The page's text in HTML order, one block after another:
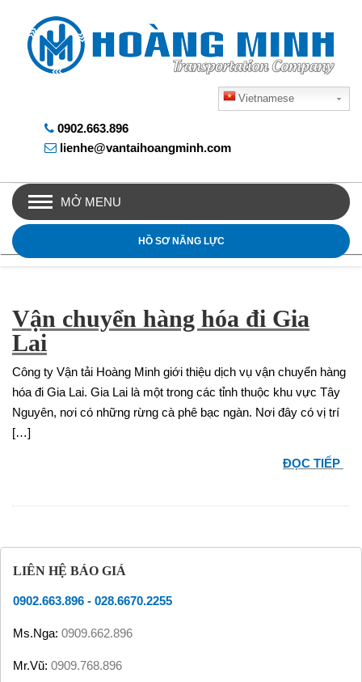
Vietnamese
0902.663.896
lienhe@vantaihoangminh.com
MỞ MENU
HỒ SƠ NĂNG LỰC
Vận chuyển hàng hóa đi Gia
Lai
Công ty Vận tải Hoàng Minh giới thiệu dịch vụ vận chuyển hàng
hóa đi Gia Lai. Gia Lai là một trong các tỉnh thuộc khu vực Tây
Nguyên, nơi có những rừng cà phê bạc ngàn. Nơi đây có vị trí
[…]
ĐỌC TIẾP
LIÊN HỆ BÁO GIÁ
0902.663.896 - 028.6670.2255
Ms.Nga: 0909.662.896
Mr.Vũ: 0909.768.896